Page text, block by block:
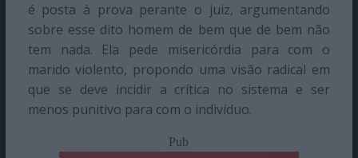
é posta à prova perante o juiz, argumentando
sobre esse dito homem de bem que de bem não
tem nada. Ela pede misericórdia para com o
marido violento, propondo uma visão radical em
que se deve incidir a crítica no sistema e ser
menos punitivo para com o indivíduo.
Pub